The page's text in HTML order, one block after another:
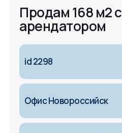
Продам 168 м2 с
арендатором
id 2298
Офис Новороссийск